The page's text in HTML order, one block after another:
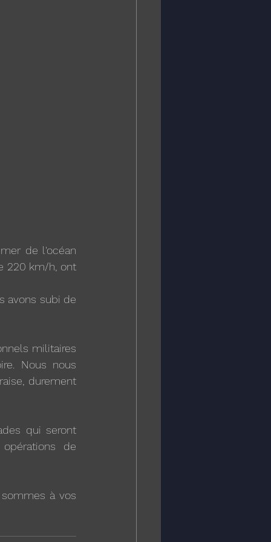
de l'océan
220 km/h, ont
avons subi de
militaires
Nous nous
durement
qui seront
de
à vos